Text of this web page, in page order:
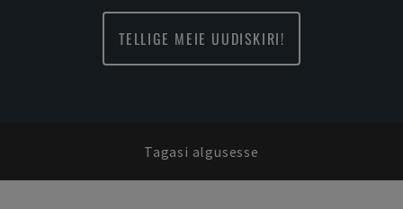
TELLIGE MEIE UUDISKIRI!
Tagasi algusesse